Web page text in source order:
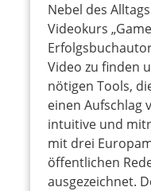
Nebel des
Videokurs
Video zu finden
nötigen Tools,
einen Aufschlag
intuitive und
mit drei
öffentlichen
ausgezeichnet.